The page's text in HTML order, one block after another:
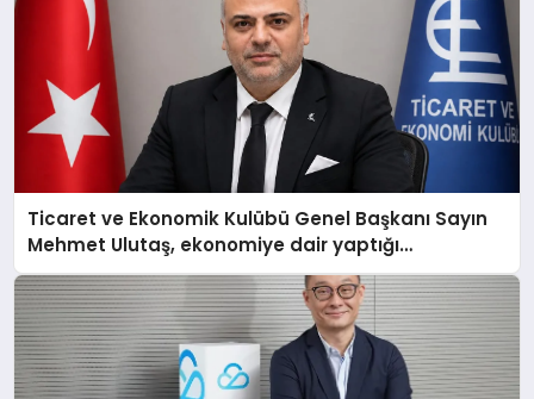
Ticaret ve Ekonomik Kulübü Genel Başkanı Sayın
Mehmet Ulutaş, ekonomiye dair yaptığı
açıklamada şunları kaydetti: